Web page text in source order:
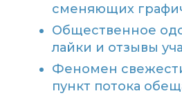
сменяющих
Общественное
лайки и отзывы
Феномен
пункт потока